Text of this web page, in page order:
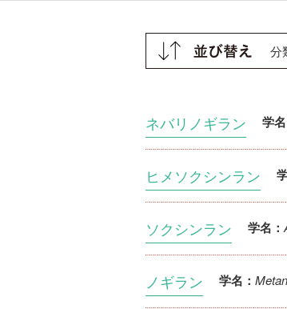
ネバリノギラン 学名
ヒメソクシンラン
ソクシンラン 学名：
ノギラン 学名：